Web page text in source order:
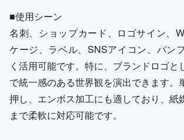
■使用シーン
名刺、ショップカード、ロゴサイン、
ケージ、ラベル、SNSアイコン、パン
く活用可能です。特に、ブランドロゴと
で統一感のある世界観を演出できます。
押し、エンボス加工にも適しており、紙
まで柔軟に対応可能です。